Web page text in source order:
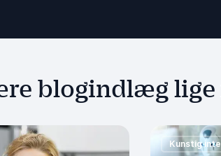
blogindlæg lige
Kunstig